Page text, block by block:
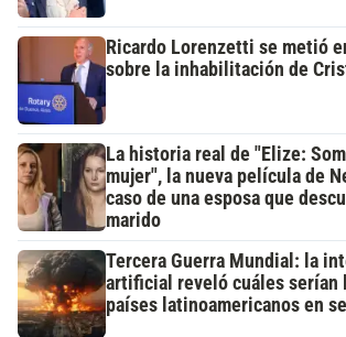
Ricardo Lorenzetti se metió
sobre la inhabilitación de
La historia real de "Elize:
mujer", la nueva película de
caso de una esposa que
marido
Tercera Guerra Mundial: la
artificial reveló cuáles serían
países latinoamericanos en